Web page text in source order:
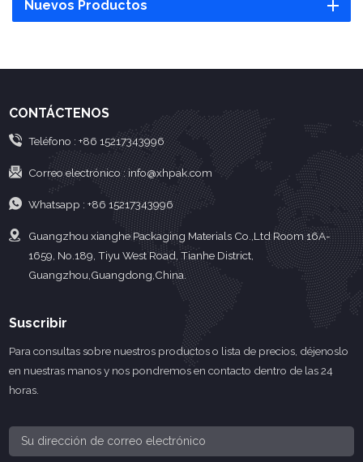
Nuevos Productos
CONTÁCTENOS
Teléfono : +86 15217343996
Correo electrónico :info@xhpak.com
Whatsapp : +86 15217343996
Guangzhou xianghe Packaging Materials Co.,Ltd Room 16A-
1659, No.189, Tiyu West Road, Tianhe District,
Guangzhou,Guangdong,China.
Suscribir
Para consultas sobre nuestros productos o lista de precios, déjenoslo
en nuestras manos y nos pondremos en contacto dentro de las 24
horas.